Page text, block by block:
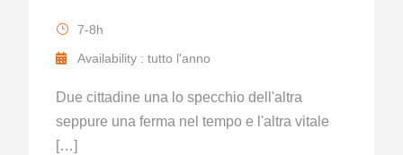
7-8h
Availability : tutto l'anno
Due cittadine una lo specchio dell'altra
seppure una ferma nel tempo e l'altra vitale
[…]